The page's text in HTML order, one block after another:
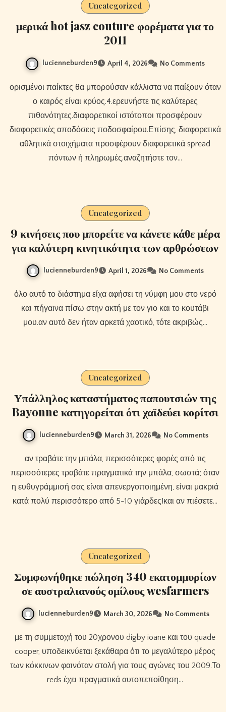
Uncategorized
μερικά hot jasz couture φορέματα για το
2011
lucienneburden9 April 4, 2026 No Comments
ορισμένοι παίκτες θα μπορούσαν κάλλιστα να παίξουν όταν
ο καιρός είναι κρύος.4.ερευνήστε τις καλύτερες
πιθανότητες.διαφορετικοί ιστότοποι προσφέρουν
διαφορετικές αποδόσεις ποδοσφαίρου.Επίσης, διαφορετικά
αθλητικά στοιχήματα προσφέρουν διαφορετικά spread
πόντων ή πληρωμές.αναζητήστε τον…
Uncategorized
9 κινήσεις που μπορείτε να κάνετε κάθε μέρα
για καλύτερη κινητικότητα των αρθρώσεων
lucienneburden9 April 1, 2026 No Comments
όλο αυτό το διάστημα είχα αφήσει τη νύμφη μου στο νερό
και πήγαινα πίσω στην ακτή με τον γιο και το κουτάβι
μου.αν αυτό δεν ήταν αρκετά χαοτικό, τότε ακριβώς…
Uncategorized
Υπάλληλος καταστήματος παπουτσιών της
Bayonne κατηγορείται ότι χαϊδεύει κορίτσι
lucienneburden9 March 31, 2026 No Comments
αν τραβάτε την μπάλα, περισσότερες φορές από τις
περισσότερες τραβάτε πραγματικά την μπάλα, σωστά; όταν
η ευθυγράμμισή σας είναι απενεργοποιημένη, είναι μακριά
κατά πολύ περισσότερο από 5-10 γιάρδες!και αν πιέσετε…
Uncategorized
Συμφωνήθηκε πώληση 340 εκατομμυρίων
σε αυστραλιανούς ομίλους wesfarmers
lucienneburden9 March 30, 2026 No Comments
με τη συμμετοχή του 20χρονου digby ioane και του quade
cooper, υποδεικνύεται ξεκάθαρα ότι το μεγαλύτερο μέρος
των κόκκινων φαινόταν στολή για τους αγώνες του 2009.Το
reds έχει πραγματικά αυτοπεποίθηση…